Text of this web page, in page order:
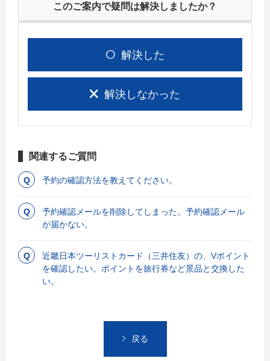
このご案内で疑問は解決しましたか？
解決した
解決しなかった
関連するご質問
予約の確認方法を教えてください。
予約確認メールを削除してしまった。予約確認メール
が届かない。
近畿日本ツーリストカード（三井住友）の、Vポイント
を確認したい。ポイントを旅行券など景品と交換した
い。
戻る